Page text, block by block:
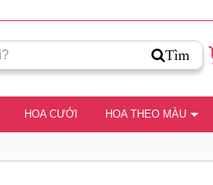
Tìm
HOA CƯỚI HOA THEO MÀU